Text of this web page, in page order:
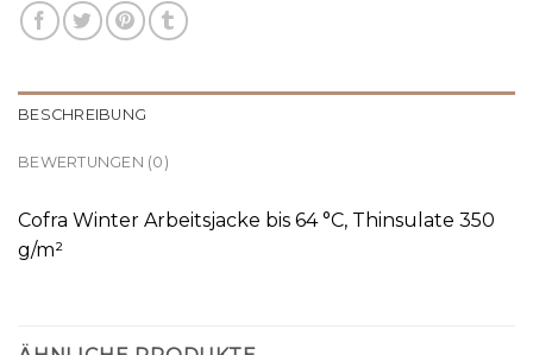
BESCHREIBUNG
BEWERTUNGEN (0)
Cofra Winter Arbeitsjacke bis 64 °C, Thinsulate 350
g/m²